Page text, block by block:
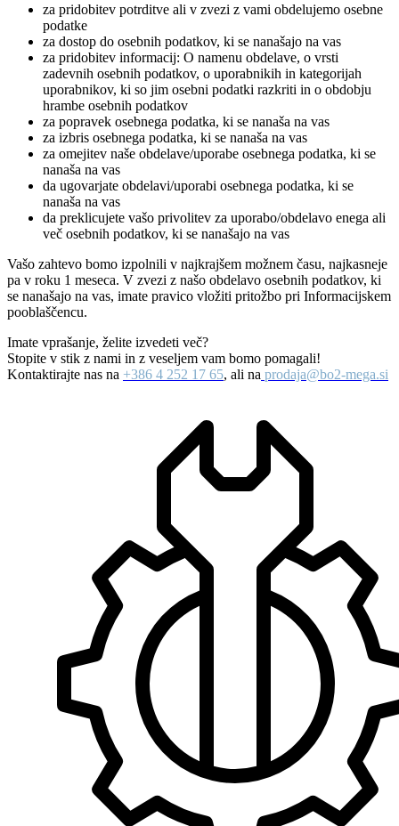
za pridobitev potrditve ali v zvezi z vami obdelujemo osebne
podatke
za dostop do osebnih podatkov, ki se nanašajo na vas
za pridobitev informacij: O namenu obdelave, o vrsti
zadevnih osebnih podatkov, o uporabnikih in kategorijah
uporabnikov, ki so jim osebni podatki razkriti in o obdobju
hrambe osebnih podatkov
za popravek osebnega podatka, ki se nanaša na vas
za izbris osebnega podatka, ki se nanaša na vas
za omejitev naše obdelave/uporabe osebnega podatka, ki se
nanaša na vas
da ugovarjate obdelavi/uporabi osebnega podatka, ki se
nanaša na vas
da preklicujete vašo privolitev za uporabo/obdelavo enega ali
več osebnih podatkov, ki se nanašajo na vas
Vašo zahtevo bomo izpolnili v najkrajšem možnem času, najkasneje
pa v roku 1 meseca. V zvezi z našo obdelavo osebnih podatkov, ki
se nanašajo na vas, imate pravico vložiti pritožbo pri Informacijskem
pooblaščencu.
Imate vprašanje, želite izvedeti več?
Stopite v stik z nami in z veseljem vam bomo pomagali!
Kontaktirajte nas na +386 4 252 17 65, ali na prodaja@bo2-mega.si